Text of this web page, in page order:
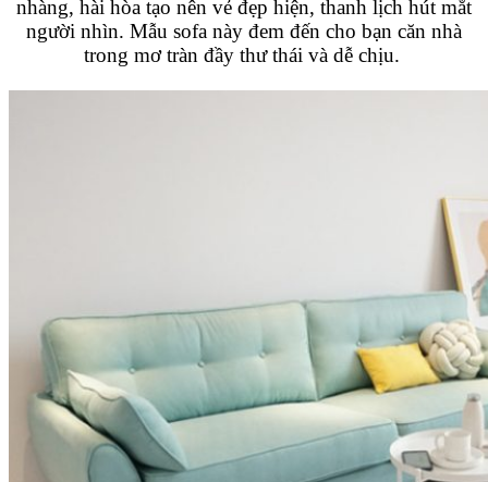
nhàng, hài hòa tạo nên vẻ đẹp hiện, thanh lịch hút mắt
người nhìn. Mẫu sofa này đem đến cho bạn căn nhà
trong mơ tràn đầy thư thái và dễ chịu.